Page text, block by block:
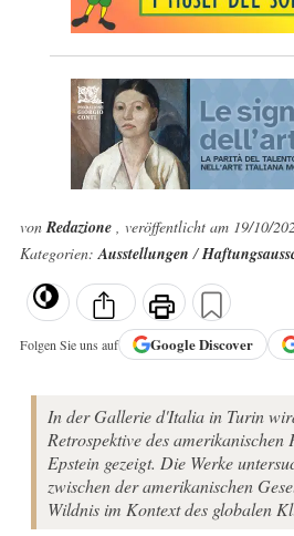
vonRedazione , veröffentlicht am 19/10/
Kategorien:Ausstellungen/
Folgen Sie uns auf GoogleDiscover
In der Gallerie d'Italia in Turin
Retrospektive des
Epstein gezeigt. Die Werke
zwischen der amerikanischen
Wildnis im Kontext des globalen